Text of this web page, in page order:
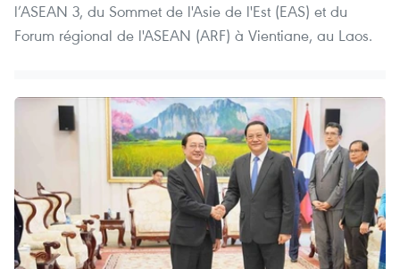
l’ASEAN 3, du Sommet de l'Asie de l'Est (EAS) et du
Forum régional de l'ASEAN (ARF) à Vientiane, au Laos.